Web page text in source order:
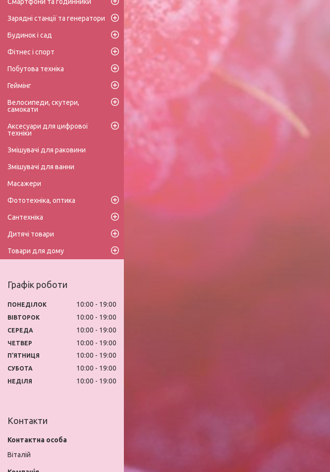
Зарядні станції та генератори
Будинок і сад
Фітнес і спорт
Побутова техніка
Геймінг
Велосипеди, скутери,
самокати
Аксесуари для цифрової
техніки
Змішувачі для раковини
Змішувачі для ванни
Масажери
Фототехніка, оптика
Сантехніка
Дитячі товари
Товари для дому
Графік роботи
ПОНЕДІЛОК 10:00 19:00
ВІВТОРОК 10:00 19:00
СЕРЕДА 10:00 19:00
ЧЕТВЕР 10:00 19:00
ПʼЯТНИЦЯ 10:00 19:00
СУБОТА 10:00 19:00
НЕДІЛЯ 10:00 19:00
Контакти
Віталій